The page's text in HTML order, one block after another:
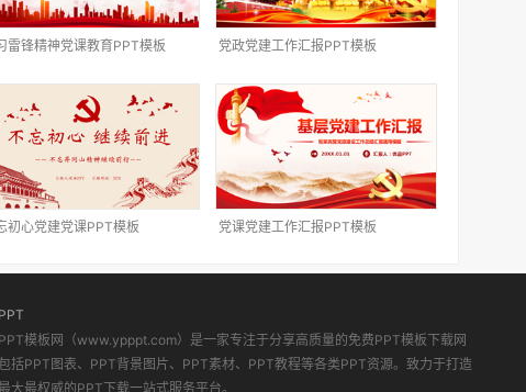
雷锋精神党课教育PPT模板 党政党建工作汇报PPT模板
初心党建党课PPT模板 党课党建工作汇报PPT模板
模板网（www.ypppt.com）是一家专注于分享高质量的免费PPT模板下载网
括PPT图表、PPT背景图片、PPT素材、PPT教程等各类PPT资源。致力于打造
大最权威的PPT下载一站式服务平台。